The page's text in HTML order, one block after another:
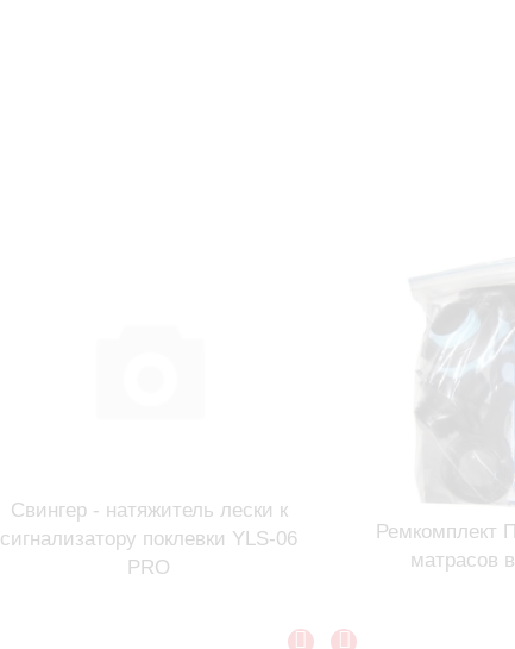
Свингер - натяжитель лески к
сигнализатору поклевки YLS-06
PRO
Ремкомплект
матрасов